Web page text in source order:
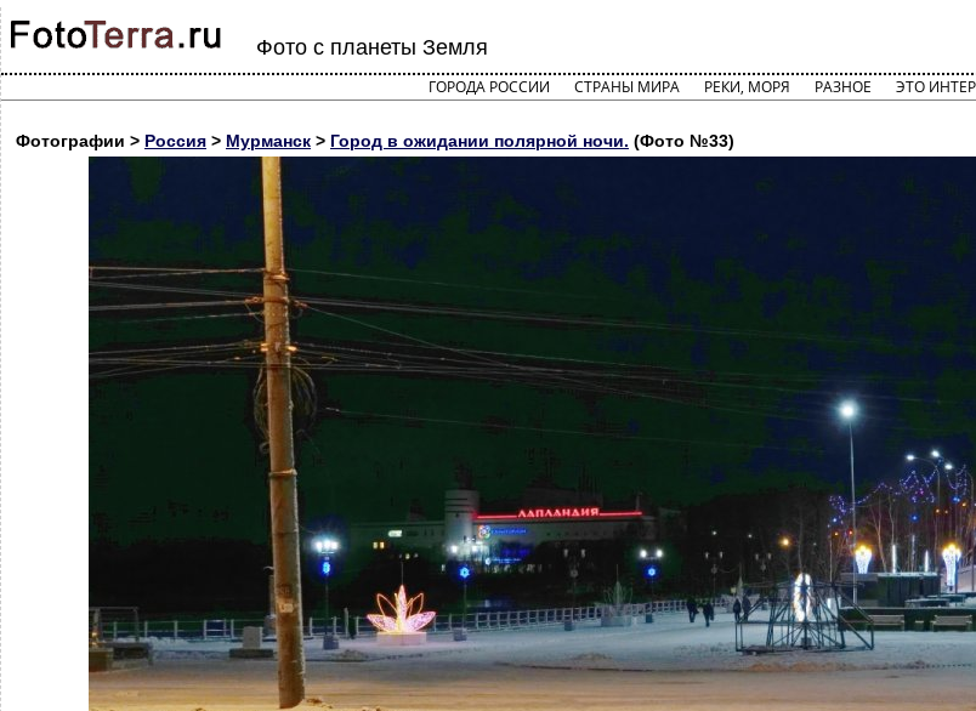
Фото с планеты Земля
ГОРОДА РОССИИ СТРАНЫ МИРА РЕКИ, МОРЯ РАЗНОЕ ЭТО
Фотографии > Россия > Мурманск > Город в ожидании полярной ночи. (Фото №33)